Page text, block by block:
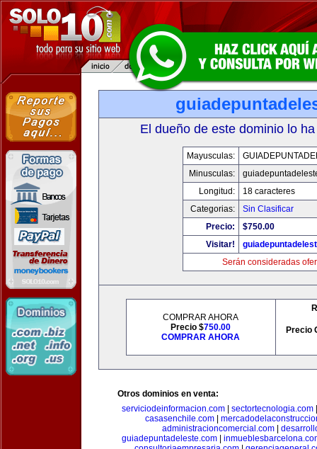
El dueño de este dominio lo
Mayusculas:
Minusculas:
Longitud:
18 caracteres
Categorias:
Sin Clasificar
Precio:
$750.00
Visitar!
Serán consideradas
COMPRAR AHORA
Precio $750.00
COMPRAR AHORA
Precio
Otros dominios en venta:
serviciodeinformacion.com
sectortecnologia.com
casasenchile.com|
administracioncomercial.com|
guiadepuntadeleste.com|